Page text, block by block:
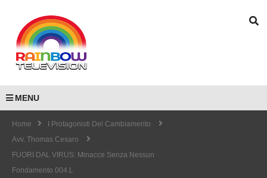
MENU
Home
I Protagonisti Del Cambiamento
Avv. Thomas Cesaro
FUORI DAL VIRUS: Minacce Senza Nessun
Fondamento 004.L